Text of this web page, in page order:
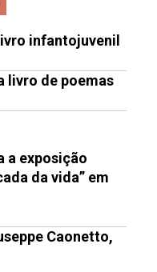
infantojuvenil
livro de poemas
a exposição
da vida” em
Caonetto,